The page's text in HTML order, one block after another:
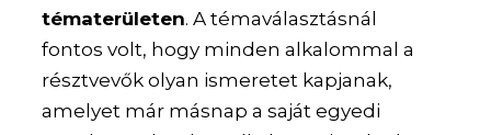
tématerületen. A témaválasztásnál
fontos volt, hogy minden alkalommal a
résztvevők olyan ismeretet kapjanak,
amelyet már másnap a saját egyedi